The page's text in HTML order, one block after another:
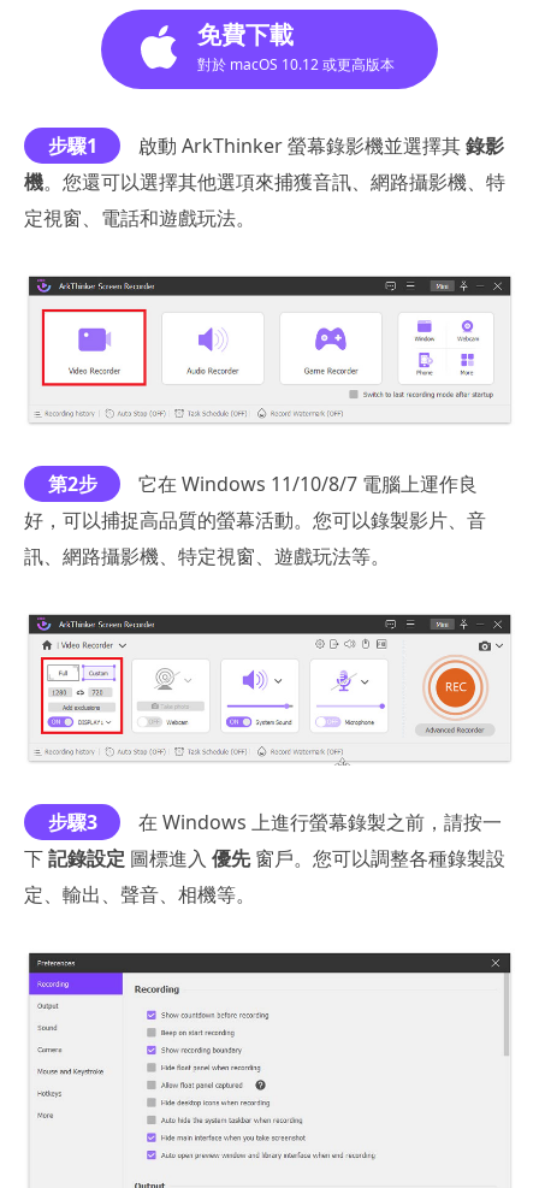
免費下載
對於 macOS 10.12 或更高版本
步驟1 啟動 ArkThinker 螢幕錄影機並選擇其錄影
機。您還可以選擇其他選項來捕獲音訊、網路攝影機、特
定視窗、電話和遊戲玩法。
第2步
它在 Windows 11/10/8/7 電腦上運作良
好，可以捕捉高品質的螢幕活動。您可以錄製影片、音
訊、網路攝影機、特定視窗、遊戲玩法等。
步驟3
在 Windows 上進行螢幕錄製之前，請按一
下記錄設定 圖標進入 優先窗戶。您可以調整各種錄製設
定、輸出、聲音、相機等。